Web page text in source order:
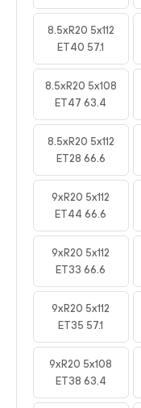
8.5xR20 5x112
ET40 57.1
8.5xR20 5x108
ET47 63.4
8.5xR20 5x112
ET28 66.6
9xR20 5x112
ET44 66.6
9xR20 5x112
ET33 66.6
9xR20 5x112
ET35 57.1
9xR20 5x108
ET38 63.4